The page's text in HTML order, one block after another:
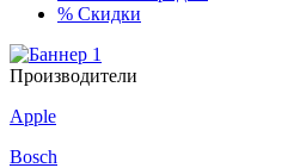
% Скидки
Производители
Apple
Bosch